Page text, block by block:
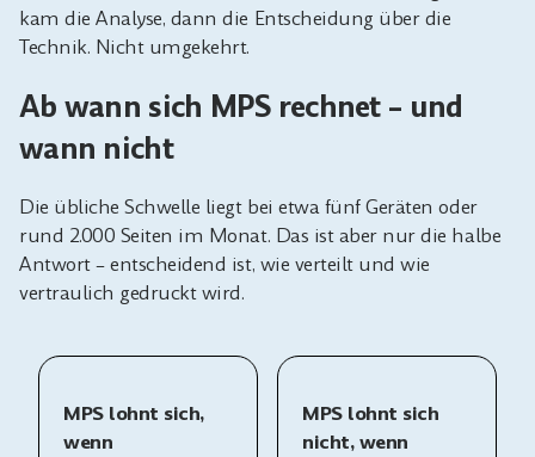
kam die Analyse, dann die Entscheidung über die
Technik. Nicht umgekehrt.
Ab wann sich MPS rechnet – und
wann nicht
Die übliche Schwelle liegt bei etwa fünf Geräten oder
rund 2.000 Seiten im Monat. Das ist aber nur die halbe
Antwort – entscheidend ist, wie verteilt und wie
vertraulich gedruckt wird.
MPS lohnt sich,
wenn
MPS lohnt sich
nicht, wenn